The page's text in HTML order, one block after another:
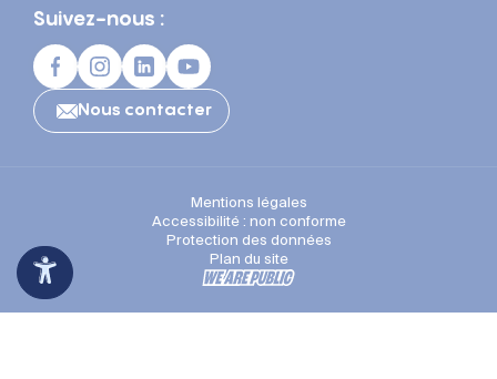
Suivez-nous :
Nous contacter
Mentions légales
Accessibilité : non conforme
Protection des données
Plan du site